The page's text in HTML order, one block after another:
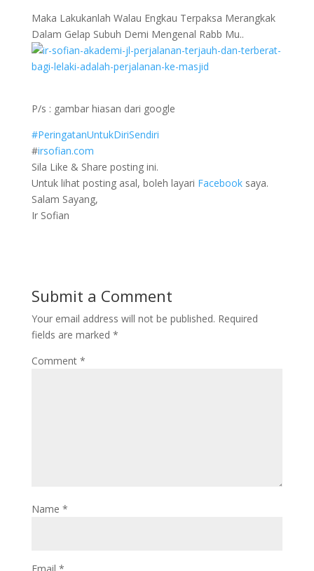
Maka Lakukanlah Walau Engkau Terpaksa Merangkak
Dalam Gelap Subuh Demi Mengenal Rabb Mu..
P/s : gambar hiasan dari google
#PeringatanUntukDiriSendiri
#irsofian.com
Sila Like & Share posting ini.
Untuk lihat posting asal, boleh layari Facebooksaya.
Salam Sayang,
Ir Sofian
Submit a Comment
Your email address will not be published. Required
fields are marked *
Comment *
Name *